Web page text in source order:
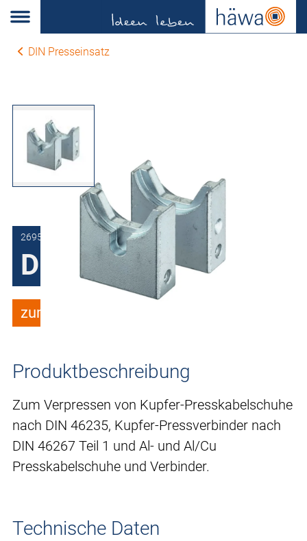
DIN Presseinsatz
2695-0120-13-48
DIN Presseinsatz
zum Merkzettel hinzufügen
Produktbeschreibung
Zum Verpressen von Kupfer-Presskabelschuhe
nach DIN 46235, Kupfer-Pressverbinder nach
DIN 46267 Teil 1 und Al- und Al/Cu
Presskabelschuhe und Verbinder.
Technische Daten